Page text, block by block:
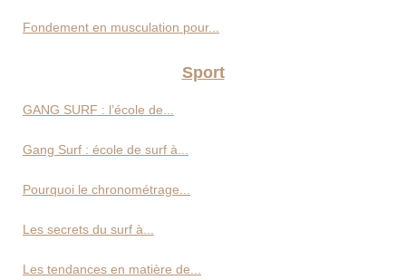
Fondement en musculation pour...
Sport
GANG SURF : l’école de...
Gang Surf : école de surf à...
Pourquoi le chronométrage...
Les secrets du surf à...
Les tendances en matière de...